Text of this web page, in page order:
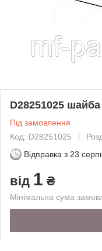
D28251025
Під замовлення
Код: D28251025
Відправка з 23
від 1 ₴
Мінімальна сума